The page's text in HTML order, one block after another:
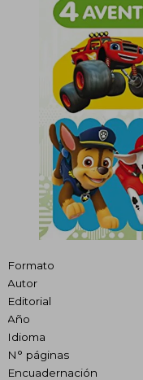
Formato
Autor
Editorial
Año
Idioma
N° páginas
Encuadernación